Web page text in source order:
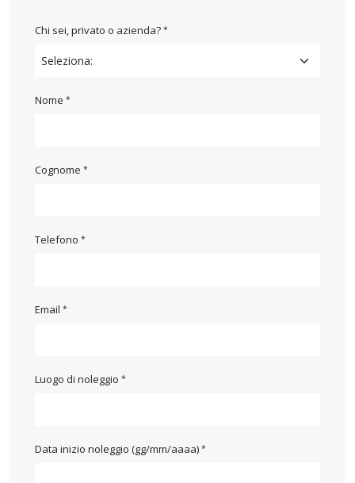
Chi sei, privato o azienda?
Nome
Cognome
Telefono
Email
Luogo di noleggio
Data inizio noleggio (gg/mm/aaaa)